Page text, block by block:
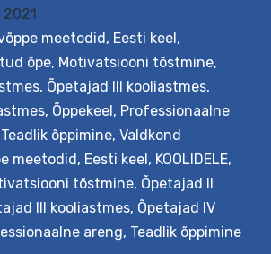
põimima audiovisuaaltekste ehk
Filmiõpe võimaldab
kõikide õppeainete õppetegevust,
valdkondi, kasutada filmi- ja
loovaks eneseväljenduseks ja palju
2021
meetodid, Eesti keel,
õpe, Motivatsiooni tõstmine,
, Õpetajad III kooliastmes,
, Õppekeel, Professionaalne
Teadlik õppimine, Valdkond
meetodid, Eesti keel, KOOLIDELE,
tõstmine, Õpetajad II
III kooliastmes, Õpetajad IV
areng, Teadlik õppimine